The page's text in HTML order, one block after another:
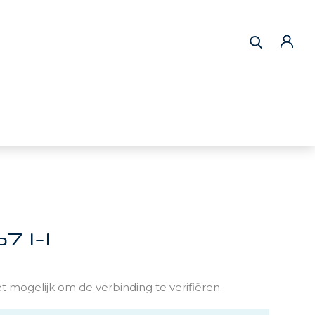
1-1
mogelijk om de verbinding te verifiëren.